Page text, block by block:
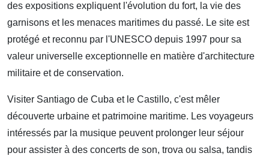
des expositions expliquent l'évolution du fort, la vie des
garnisons et les menaces maritimes du passé. Le site est
protégé et reconnu par l'UNESCO depuis 1997 pour sa
valeur universelle exceptionnelle en matière d'architecture
militaire et de conservation.
Visiter Santiago de Cuba et le Castillo, c'est mêler
découverte urbaine et patrimoine maritime. Les voyageurs
intéressés par la musique peuvent prolonger leur séjour
pour assister à des concerts de son, trova ou salsa, tandis